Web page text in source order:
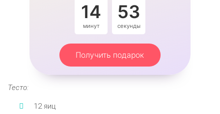
14
минут
53
секунды
Получить подарок
Тесто:
12 яиц